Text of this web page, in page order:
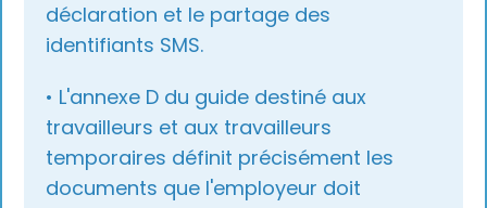
déclaration et le partage des
identifiants SMS.
• L'annexe D du guide destiné aux
travailleurs et aux travailleurs
temporaires définit précisément les
documents que l'employeur doit